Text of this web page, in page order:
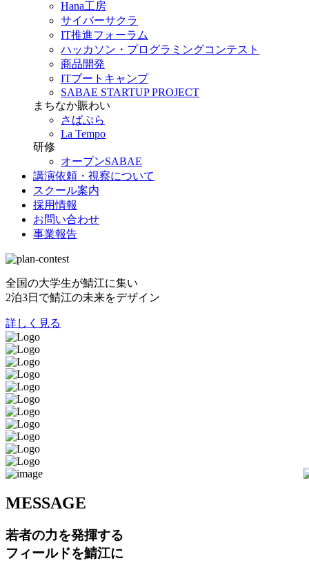
Hana工房
サイバーサクラ
IT推進フォーラム
ハッカソン・プログラミングコンテスト
商品開発
ITブートキャンプ
SABAE STARTUP PROJECT
まちなか賑わい
さばぷら
La Tempo
研修
オープンSABAE
講演依頼・視察について
スクール案内
採用情報
お問い合わせ
事業報告
全国の大学生が鯖江に集い
2泊3日で鯖江の未来をデザイン
詳しく見る
MESSAGE
若者の力を発揮する
フィールドを鯖江に